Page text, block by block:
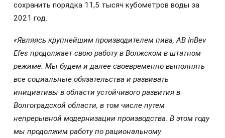
сохранить порядка 11,5 тысяч кубометров воды за
2021 год.
«Являясь крупнейшим производителем пива, AB InBev
Efes продолжаетсвою работув Волжском в штатном
режиме. Мы будем и далее своевременно выполнять
все социальные обязательства и развивать
инициативы в области устойчивого развития в
Волгоградской области, в том числе путем
непрерывной модернизации производства. В этом году
мы продолжим работупо рациональному